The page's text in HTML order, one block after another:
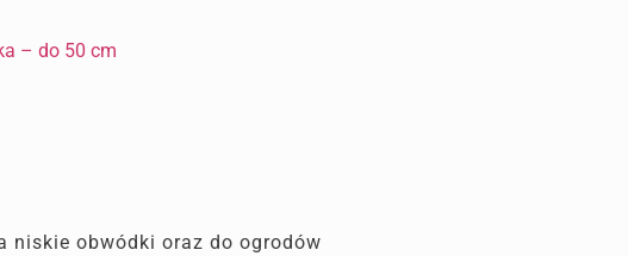
– do 50 cm
niskie obwódki oraz do ogrodów